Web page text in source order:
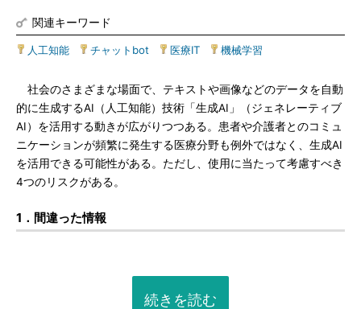
関連キーワード
人工知能 チャットbot 医療IT 機械学習
社会のさまざまな場面で、テキストや画像などのデータを自動
的に生成するAI（人工知能）技術「生成AI」（ジェネレーティブ
AI）を活用する動きが広がりつつある。患者や介護者とのコミュ
ニケーションが頻繁に発生する医療分野も例外ではなく、生成AI
を活用できる可能性がある。ただし、使用に当たって考慮すべき
4つのリスクがある。
1．間違った情報
続きを読む